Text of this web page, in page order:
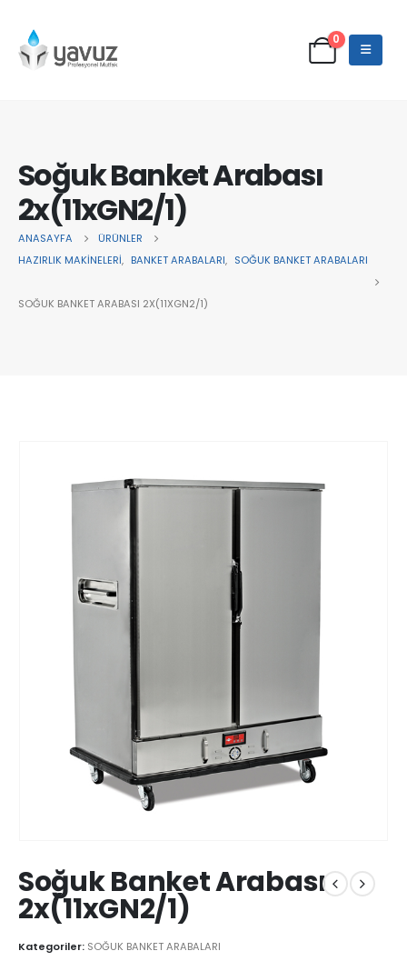
0
Soğuk Banket Arabası
2x(11xGN2/1)
ANASAYFA
ÜRÜNLER
HAZIRLIK MAKİNELERİ, BANKET ARABALARI, SOĞUK BANKET ARABALARI
SOĞUK BANKET ARABASI 2X(11XGN2/1)
Soğuk Banket Arabası
2x(11xGN2/1)
Kategoriler: SOĞUK BANKET ARABALARI